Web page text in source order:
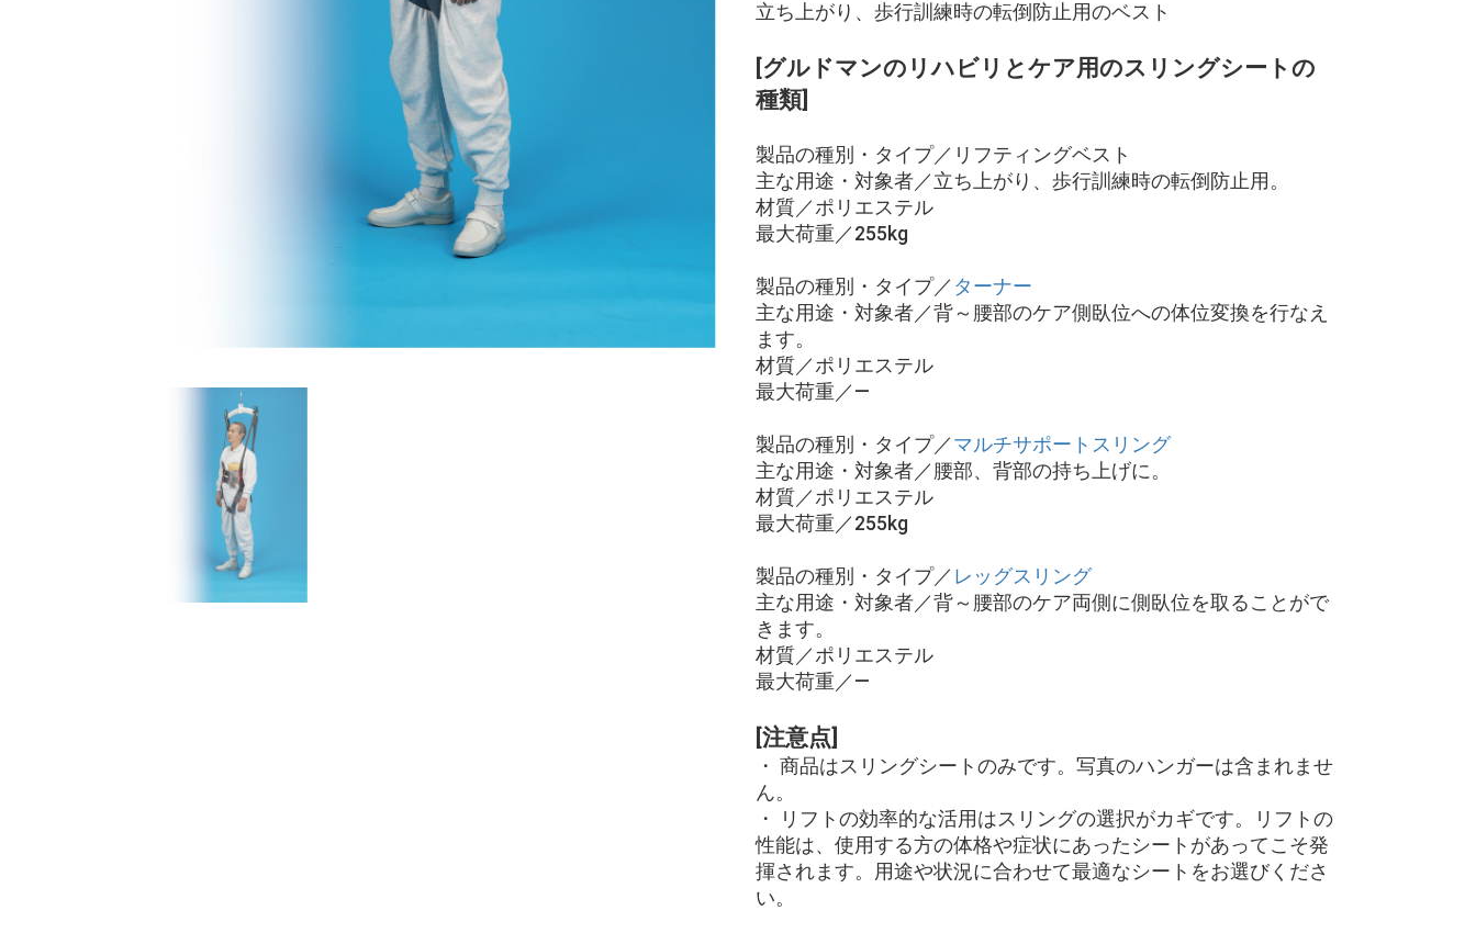
立ち上がり、歩行訓練時の転倒防止用のベスト
[グルドマンのリハビリとケア用のスリングシートの
種類]
製品の種別・タイプ／リフティングベスト
主な用途・対象者／立ち上がり、歩行訓練時の転倒防止用。
材質／ポリエステル
最大荷重／255kg
製品の種別・タイプ／ ターナー
主な用途・対象者／背～腰部のケア側臥位への体位変換を行なえ
ます。
材質／ポリエステル
最大荷重／―
製品の種別・タイプ／ マルチサポートスリング
主な用途・対象者／腰部、背部の持ち上げに。
材質／ポリエステル
最大荷重／255kg
製品の種別・タイプ／ レッグスリング
主な用途・対象者／背～腰部のケア両側に側臥位を取ることがで
きます。
材質／ポリエステル
最大荷重／―
[注意点]
・ 商品はスリングシートのみです。写真のハンガーは含まれませ
ん。
・ リフトの効率的な活用はスリングの選択がカギです。リフトの
性能は、使用する方の体格や症状にあったシートがあってこそ発
揮されます。用途や状況に合わせて最適なシートをお選びくださ
い。